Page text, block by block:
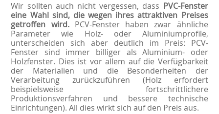
Wir sollten auch nicht vergessen, dass PVC-Fenster
eine Wahl sind, die wegen ihres attraktiven Preises
getroffen wird. PCV-Fenster haben zwar ähnliche
Parameter wie Holz- oder Aluminiumprofile,
unterscheiden sich aber deutlich im Preis: PCV-
Fenster sind immer billiger als Aluminium- oder
Holzfenster. Dies ist vor allem auf die Verfügbarkeit
der Materialien und die Besonderheiten der
Verarbeitung zurückzuführen (Holz erfordert
beispielsweise fortschrittlichere
Produktionsverfahren und bessere technische
Einrichtungen). All dies wirkt sich auf den Preis aus.